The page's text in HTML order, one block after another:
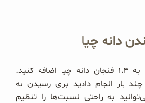
دانه چیا
یک فنجان آب را به ۱.۴ فنجان دانه چیا اضافه کنید.
چند بار انجام دادید برای رسیدن به
به راحتی نسبت‌ها را تنظیم